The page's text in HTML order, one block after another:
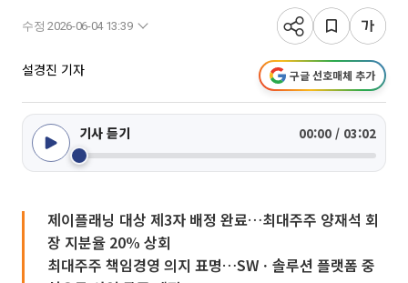
수정 2026-06-04 13:39
설경진 기자 구글 선호매체 추가
기사 듣기 00:00 / 03:02
제이플래닝 대상 제3자 배정 완료…최대주주 양재석 회
장 지분율 20% 상회
최대주주 책임경영 의지 표명…SWㆍ솔루션 플랫폼 중